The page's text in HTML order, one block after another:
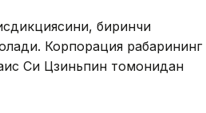
биринчи
Корпорация раҳбарининг
Си Цзиньпин томонидан